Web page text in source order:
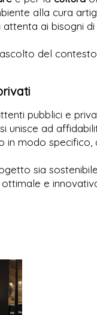
alla cura
ai bisogni
del
pubblici e
unisce ad
modo
sia
e